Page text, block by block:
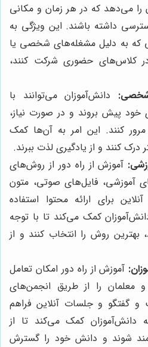
را می‌دهد که در هر زمان و مکانی
داشته باشند. این ویژگی به
که به دلیل مشغله‌های شخصی یا
در کلاس‌های حضوری شرکت کنند،
دانش‌آموزان می‌توانند با
خود پیش بروند و در صورت نیاز،
کنند. این امر به آن‌ها کمک
درک کنند و از یادگیری لذت ببرند.
آموزش از راه دور از روش‌های
آموزشی، فایل‌های صوتی، متون
برای ارائه محتوا استفاده
کمک می‌کند تا با توجه
روش را انتخاب کنند و از
آموزش از راه دور امکان تعامل
و معلمان را از طریق انجمن‌های
و گفتگو و جلسات آنلاین فراهم
دانش‌آموزان کمک می‌کند تا از
شوند و دانش خود را گسترش